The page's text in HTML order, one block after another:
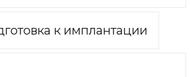
к имплантации